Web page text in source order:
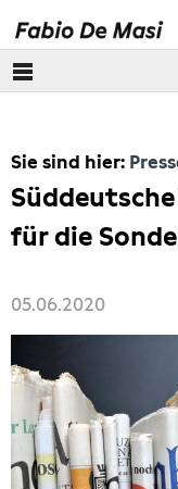
Europäisches
Themen
Pressebilder
Interviews
Artikel
Sie sind hier:
für die
05.06.2020